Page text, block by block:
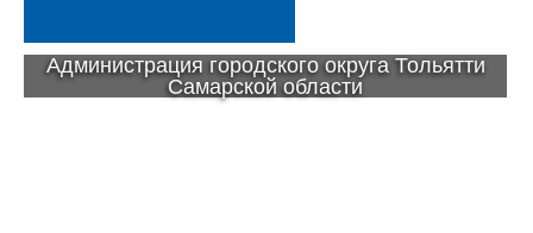
Администрация городского округа Тольятти
Самарской области